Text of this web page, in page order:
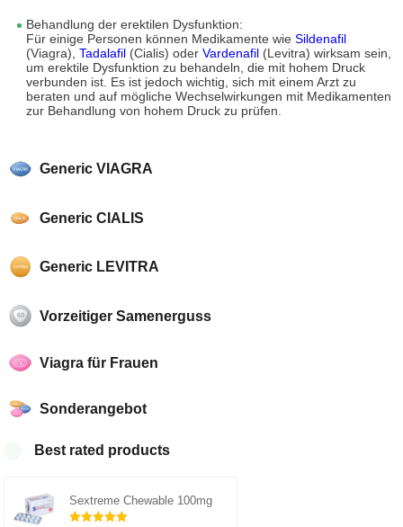
Generic VIAGRA
Generic CIALIS
Generic LEVITRA
Vorzeitiger Samenerguss
Viagra für Frauen
Sonderangebot
Best rated products
Sextreme Chewable 100mg
Behandlung der erektilen Dysfunktion:
Für einige Personen können Medikamente wieSildenafil
(Viagra),Tadalafil (Cialis) oderVardenafil (Levitra) wirksam sein,
um erektile Dysfunktion zu behandeln, die mit hohem Druck
verbunden ist. Es ist jedoch wichtig, sich mit einem Arzt zu
beraten und auf mögliche Wechselwirkungen mit Medikamenten
zur Behandlung von hohem Druck zu prüfen.